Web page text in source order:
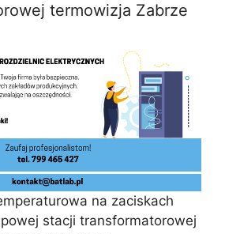
termowizja Zabrze
na zaciskach
stacji transformatorowej